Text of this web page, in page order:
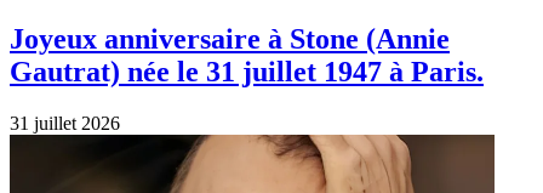
Joyeux anniversaire à Stone (Annie
Gautrat) née le 31 juillet 1947 à Paris.
31 juillet 2026